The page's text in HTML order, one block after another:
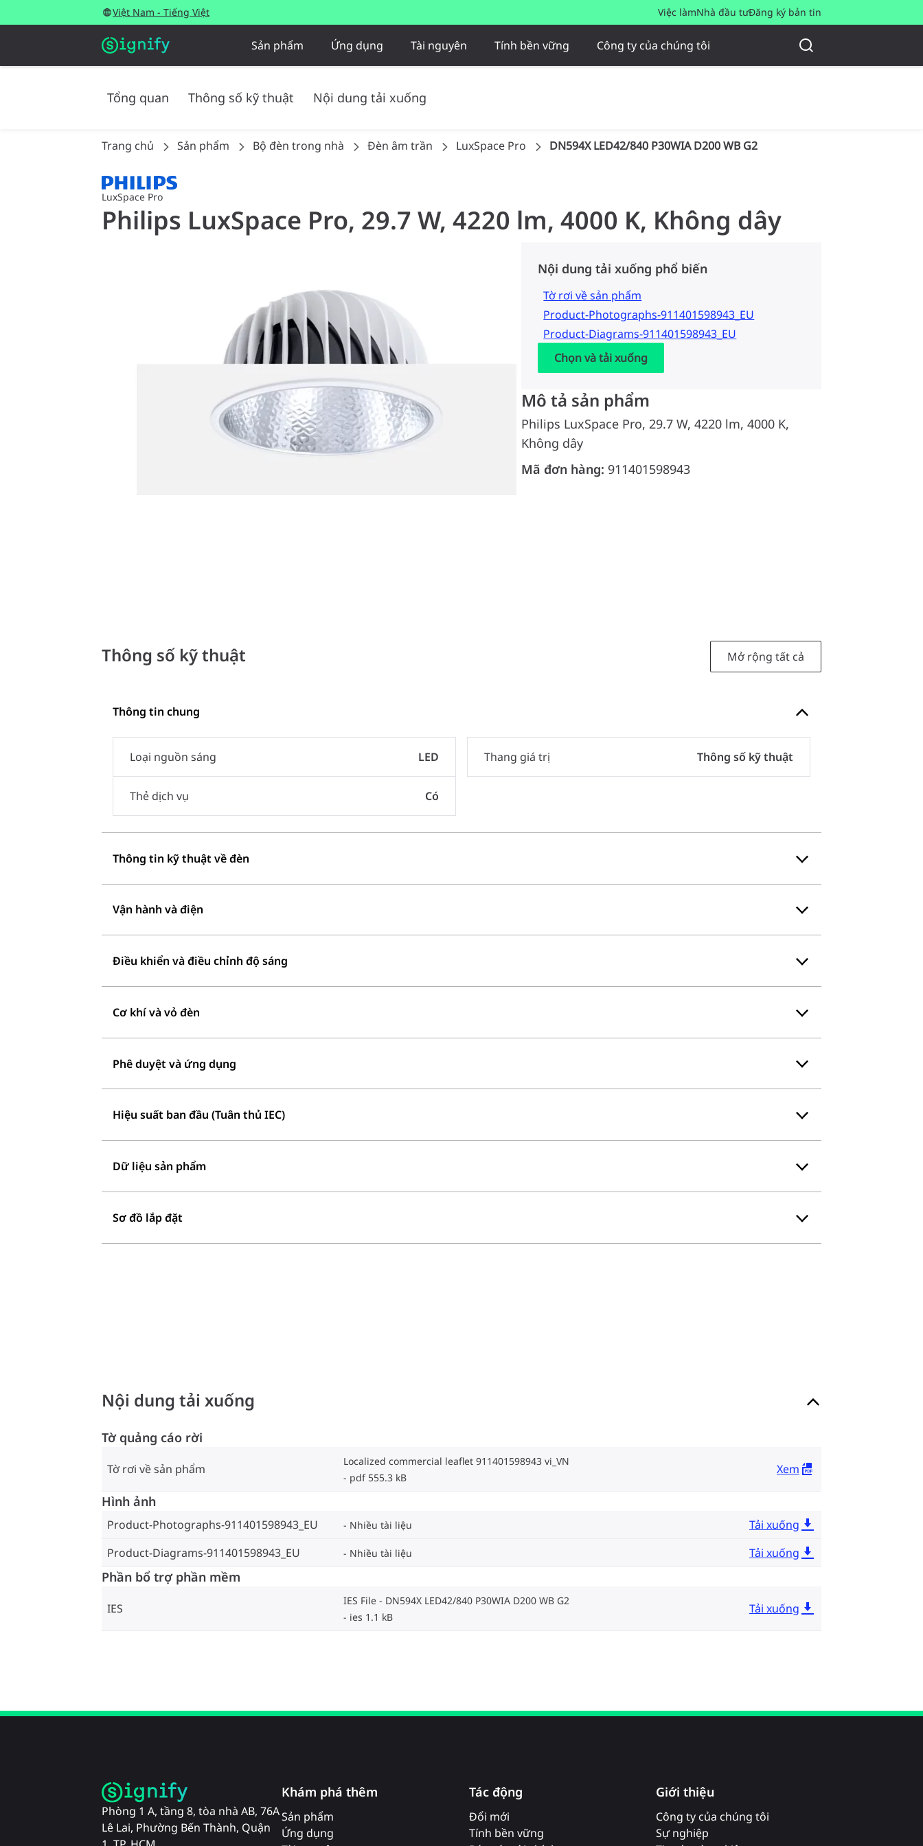
Việt Nam - Tiếng Việt Việc làmNhà đầu tưĐăng ký bản tin
Sản phẩm Ứng dụng Tài nguyên Tính bền vững Công ty của chúng tôi
Tổng quan Thông số kỹ thuật Nội dung tải xuống
Trang chủ Sản phẩm Bộ đèn trong nhà Đèn âm trần LuxSpace Pro DN594X LED42/840 P30WIA D200 WB G2
LuxSpace Pro
Philips LuxSpace Pro, 29.7 W, 4220 lm, 4000 K, Không dây
Nội dung tải xuống phổ biến
Tờ rơi về sản phẩm
Product-Photographs-911401598943_EU
Product-Diagrams-911401598943_EU
Chọn và tải xuống
Mô tả sản phẩm
Philips LuxSpace Pro, 29.7 W, 4220 lm, 4000 K,
Không dây
Mã đơn hàng: 911401598943
Thông số kỹ thuật Mở rộng tất cả
Thông tin chung
Loại nguồn sáng LED
Thẻ dịch vụ Có
Thang giá trị Thông số kỹ thuật
Thông tin kỹ thuật về đèn
Vận hành và điện
Điều khiển và điều chỉnh độ sáng
Cơ khí và vỏ đèn
Phê duyệt và ứng dụng
Hiệu suất ban đầu (Tuân thủ IEC)
Dữ liệu sản phẩm
Sơ đồ lắp đặt
Nội dung tải xuống
Tờ quảng cáo rời
Tờ rơi về sản phẩm
Localized commercial leaflet 911401598943 vi_VN
pdf 555.3 kB
Xem
Hình ảnh
Product-Photographs-911401598943_EU Nhiều tài liệu
Tải xuống
Product-Diagrams-911401598943_EU
Nhiều tài liệu Tải xuống
Phần bổ trợ phần mềm
IES
IES File - DN594X LED42/840 P30WIA D200 WB G2
ies 1.1 kB
Tải xuống
Phòng 1 A, tầng 8, tòa nhà AB, 76A
Lê Lai, Phường Bến Thành, Quận
Khám phá thêm
Sản phẩm
Ứng dụng
Tác động
Đổi mới
Tính bền vững
Giới thiệu
Công ty của chúng tôi
Sự nghiệp